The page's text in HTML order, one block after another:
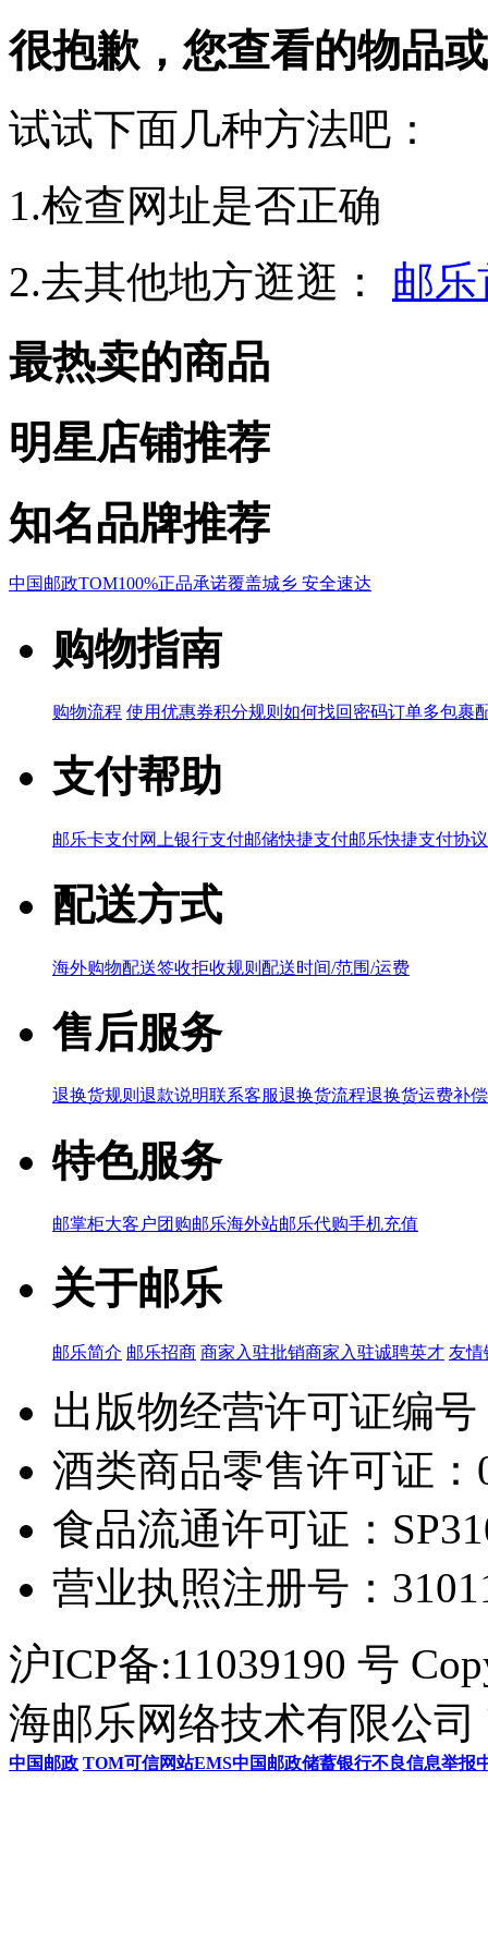
很抱歉，您查看的物品
试试下面几种方法吧：
1.检查网址是否正确
2.去其他地方逛逛：
邮
最热卖的商品
明星店铺推荐
知名品牌推荐
中国邮政TOM100%正品承诺覆盖城乡 安全速达
购物指南
购物流程 使用优惠券积分规则 如何找回密码订单多包裹
支付帮助
邮乐卡支付网上银行支付邮储快捷支付邮乐快捷支付协议
配送方式
海外购物配送签收拒收规则 配送时间/范围/运费
售后服务
退换货规则 退款说明联系客服退换货流程退换货运费补
特色服务
邮掌柜大客户团购邮乐海外站邮乐代购手机充值
关于邮乐
邮乐简介 邮乐招商 商家入驻批销商家入驻诚聘英才 友情
出版物经营许可证编
酒类商品零售许可证：
食品流通许可证：
营业执照注册号：
沪ICP备:11039190 号
海邮乐网络技术有限公司
中国邮政 TOM可信网站EMS中国邮政储蓄银行不良信息举报